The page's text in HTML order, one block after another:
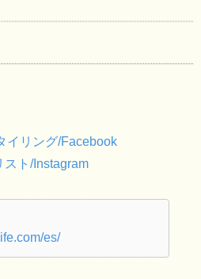
イリング/Facebook
スト/Instagram
es/